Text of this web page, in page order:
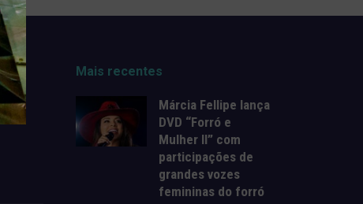
Mais recentes
Márcia Fellipe lança
DVD “Forró e
Mulher II” com
participações de
grandes vozes
femininas do forró